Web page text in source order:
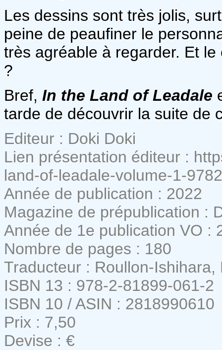
Les dessins sont très jolis,
peine de peaufiner le
très agréable à regarder. Et
?
Bref, In the Land of Leadale
tarde de découvrir la suite de
Editeur : Doki Doki
Lien présentation éditeur :
land-of-leadale-volume-1-
Année de publication : 2022
Magazine de prépublication :
Année de 1e publication VO :
Nombre de pages : 180
Traducteur : Roullon-Ishihara,
ISBN 13 : 978-2-81899-061-2
ISBN 10 / ASIN : 2818990610
Prix : 7,50
Devise : €